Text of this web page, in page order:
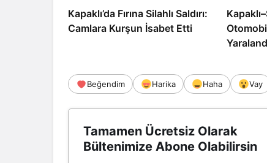
Kapaklı’da Fırına Silahlı Saldırı:
Camlara Kurşun İsabet Etti
Beğendim Harika Haha Vay
Tamamen Ücretsiz Olarak
Bültenimize Abone Olabilirsin